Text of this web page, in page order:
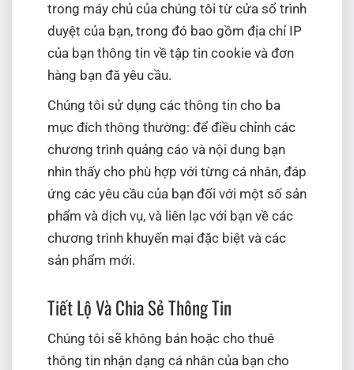
trong máy chủ của chúng tôi từ cửa sổ trình
duyệt của bạn, trong đó bao gồm địa chỉ IP
của bạn thông tin về tập tin cookie và đơn
hàng bạn đă yêu cầu.
Chúng tôi sử dụng các thông tin cho ba
mục đích thông thường: để điều chỉnh các
chương trình quảng cáo và nội dung bạn
nhìn thấy cho phù hợp với từng cá nhân, đáp
ứng các yêu cầu của bạn đối với một số sản
phẩm và dịch vụ, và liên lạc với bạn về các
chương trình khuyến mại đặc biệt và các
sản phẩm mới.
Tiết Lộ Và Chia Sẻ Thông Tin
Chúng tôi sẽ không bán hoặc cho thuê
thông tin nhận dạng cá nhân của bạn cho